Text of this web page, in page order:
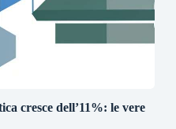
cresce dell’11%: le vere